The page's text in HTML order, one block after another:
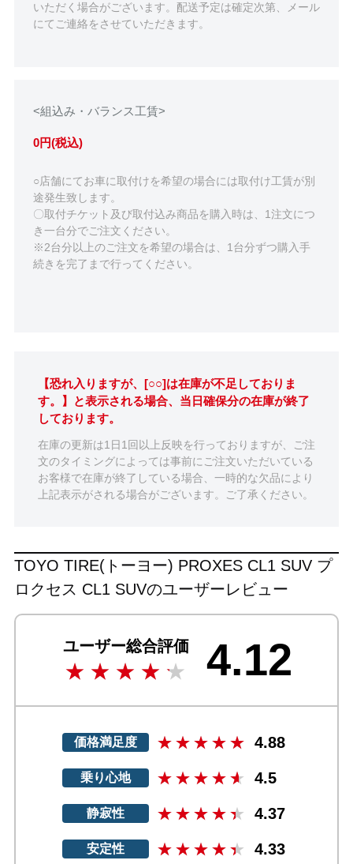
いただく場合がございます。配送予定は確定次第、メール
にてご連絡をさせていただきます。
<組込み・バランス工賃>
0円(税込)
○店舗にてお車に取付けを希望の場合には取付け工賃が別
途発生致します。
〇取付チケット及び取付込み商品を購入時は、1注文につ
き一台分でご注文ください。
※2台分以上のご注文を希望の場合は、1台分ずつ購入手
続きを完了まで行ってください。
【恐れ入りますが、[○○]は在庫が不足しておりま
す。】と表示される場合、当日確保分の在庫が終了
しております。
在庫の更新は1日1回以上反映を行っておりますが、ご注
文のタイミングによっては事前にご注文いただいている
お客様で在庫が終了している場合、一時的な欠品により
上記表示がされる場合がございます。ご了承ください。
TOYO TIRE(トーヨー) PROXES CL1 SUV プ
ロクセス CL1 SUVのユーザーレビュー
ユーザー総合評価 4.12
価格満足度 4.88
乗り心地 4.5
静寂性 4.37
安定性 4.33